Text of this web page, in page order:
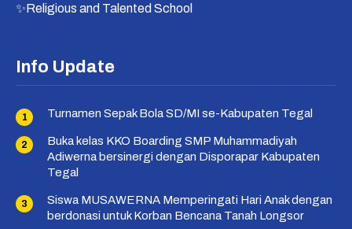
✨Religious and Talented School
Info Update
Turnamen Sepak Bola SD/MI se-Kabupaten Tegal
Buka kelas KKO Boarding SMP Muhammadiyah
Adiwerna bersinergi dengan Disporapar Kabupaten
Tegal
Siswa MUSAWERNA Memperingati Hari Anak dengan
berdonasi untuk Korban Bencana Tanah Longsor